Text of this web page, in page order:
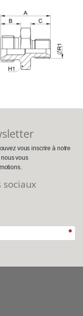
vous inscrire à notre
vous
sociaux